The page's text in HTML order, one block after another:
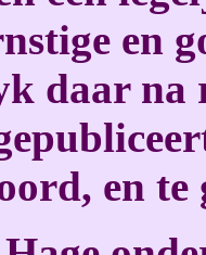
en
daar na
en